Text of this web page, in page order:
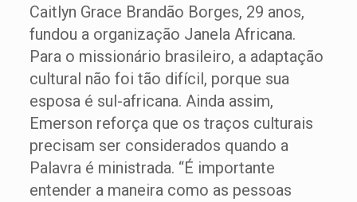
Caitlyn Grace Brandão Borges, 29 anos,
fundou a organização Janela Africana.
Para o missionário brasileiro, a adaptação
cultural não foi tão difícil, porque sua
esposa é sul-africana. Ainda assim,
Emerson reforça que os traços culturais
precisam ser considerados quando a
Palavra é ministrada. “É importante
entender a maneira como as pessoas